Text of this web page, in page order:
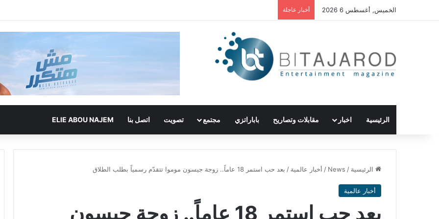
الخميس, أغسطس 6 2026 أخبار عاجلة
الرئيسية اخبار مقابلات وتصاريح باباراتزي مجتمع تصويت اتصل بنا ELIE ABOU NAJEM
الرئيسية /
News
/ أخبار عالمية / بعد حب استمر 18 عاماً.. زوجة جيسون موموا تتقدّم رسمياً بطلب الطلاق
أخبار عالمية
بعد حب استمر 18 عاماً.. زوجة جيسون